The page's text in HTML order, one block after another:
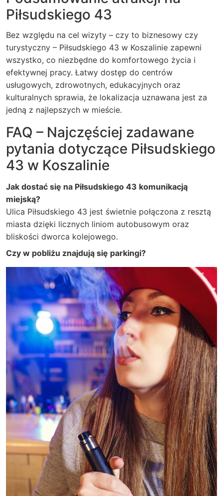
Piłsudskiego 43
Bez względu na cel wizyty – czy to biznesowy czy
turystyczny – Piłsudskiego 43 w Koszalinie zapewni
wszystko, co niezbędne do komfortowego życia i
efektywnej pracy. Łatwy dostęp do centrów
usługowych, zdrowotnych, edukacyjnych oraz
kulturalnych sprawia, że lokalizacja uznawana jest za
jedną z najlepszych w mieście.
FAQ – Najczęściej zadawane
pytania dotyczące Piłsudskiego
43 w Koszalinie
Jak dostać się na Piłsudskiego 43 komunikacją
miejską?
Ulica Piłsudskiego 43 jest świetnie połączona z resztą
miasta dzięki licznych liniom autobusowym oraz
bliskości dworca kolejowego.
Czy w pobliżu znajdują się parkingi?